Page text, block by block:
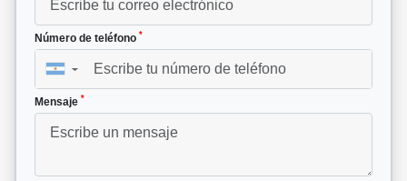
Número de teléfono *
▼
Mensaje *